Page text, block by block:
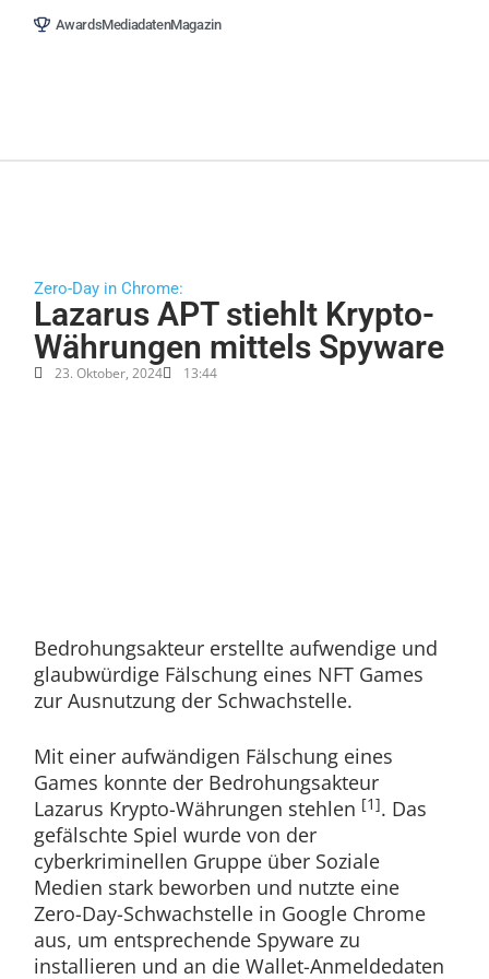
AwardsMediadatenMagazin
Zero-Day in Chrome:
Lazarus APT stiehlt Krypto-
Währungen mittels Spyware
Bedrohungsakteur erstellte aufwendige und
glaubwürdige Fälschung eines NFT Games
Mit einer aufwändigen Fälschung eines
Games konnte der Bedrohungsakteur
Lazarus Krypto-Währungen stehlen
gefälschte Spiel wurde von der
cyberkriminellen Gruppe über Soziale
Medien stark beworben und nutzte eine
Zero-Day-Schwachstelle in Google Chrome